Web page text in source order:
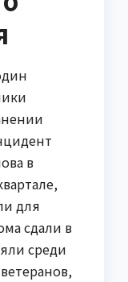
в
для
сдали в
среди